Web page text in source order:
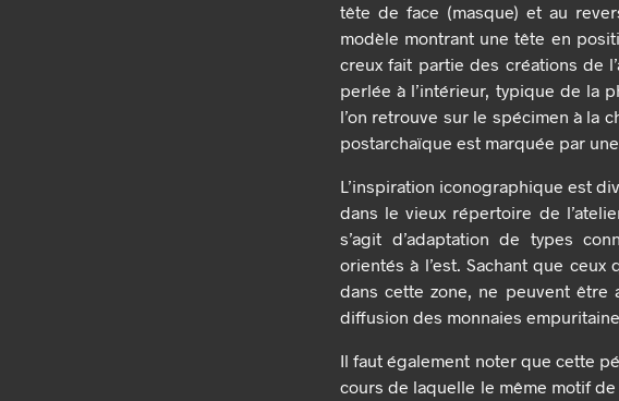
tête de face (masque) et au
modèle montrant une tête en
creux fait partie des créations de
perlée à l’intérieur, typique de la
l’on retrouve sur le spécimen à la
postarchaïque est marquée par
L’inspiration iconographique est
dans le vieux répertoire de
s’agit d’adaptation de types
orientés à l’est. Sachant que
dans cette zone, ne peuvent être
diffusion des monnaies
Il faut également noter que cette
cours de laquelle le même motif